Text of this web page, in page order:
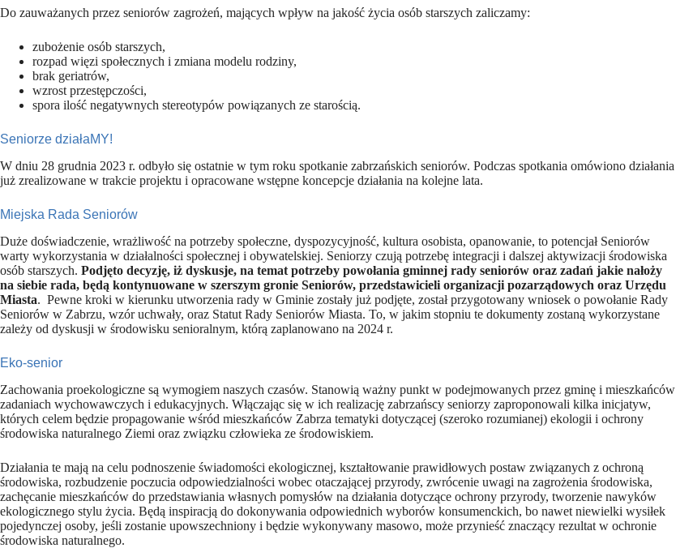
Do zauważanych przez seniorów zagrożeń, mających wpływ na jakość życia osób starszych zaliczamy:
zubożenie osób starszych,
rozpad więzi społecznych i zmiana modelu rodziny,
brak geriatrów,
wzrost przestępczości,
spora ilość negatywnych stereotypów powiązanych ze starością.
Seniorze działaMY!
W dniu 28 grudnia 2023 r. odbyło się ostatnie w tym roku spotkanie zabrzańskich seniorów. Podczas spotkania omówiono działania
już zrealizowane w trakcie projektu i opracowane wstępne koncepcje działania na kolejne lata.
Miejska Rada Seniorów
Duże doświadczenie, wrażliwość na potrzeby społeczne, dyspozycyjność, kultura osobista, opanowanie, to potencjał Seniorów
warty wykorzystania w działalności społecznej i obywatelskiej. Seniorzy czują potrzebę integracji i dalszej aktywizacji środowiska
osób starszych. Podjęto decyzję, iż dyskusje, na temat potrzeby powołania gminnej rady seniorów oraz zadań jakie nałoży
na siebie rada, będą kontynuowane w szerszym gronie Seniorów, przedstawicieli organizacji pozarządowych oraz Urzędu
Miasta. Pewne kroki w kierunku utworzenia rady w Gminie zostały już podjęte, został przygotowany wniosek o powołanie Rady
Seniorów w Zabrzu, wzór uchwały, oraz Statut Rady Seniorów Miasta. To, w jakim stopniu te dokumenty zostaną wykorzystane
zależy od dyskusji w środowisku senioralnym, którą zaplanowano na 2024 r.
Eko-senior
Zachowania proekologiczne są wymogiem naszych czasów. Stanowią ważny punkt w podejmowanych przez gminę i mieszkańców
zadaniach wychowawczych i edukacyjnych. Włączając się w ich realizację zabrzańscy seniorzy zaproponowali kilka inicjatyw,
których celem będzie propagowanie wśród mieszkańców Zabrza tematyki dotyczącej (szeroko rozumianej) ekologii i ochrony
środowiska naturalnego Ziemi oraz związku człowieka ze środowiskiem.
Działania te mają na celu podnoszenie świadomości ekologicznej, kształtowanie prawidłowych postaw związanych z ochroną
środowiska, rozbudzenie poczucia odpowiedzialności wobec otaczającej przyrody, zwrócenie uwagi na zagrożenia środowiska,
zachęcanie mieszkańców do przedstawiania własnych pomysłów na działania dotyczące ochrony przyrody, tworzenie nawyków
ekologicznego stylu życia. Będą inspiracją do dokonywania odpowiednich wyborów konsumenckich, bo nawet niewielki wysiłek
pojedynczej osoby, jeśli zostanie upowszechniony i będzie wykonywany masowo, może przynieść znaczący rezultat w ochronie
środowiska naturalnego.